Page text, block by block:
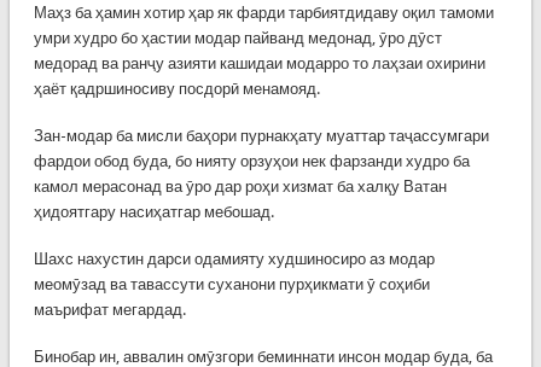
Маҳз ба ҳамин хотир ҳар як фарди тарбиятдидаву оқил тамоми
умри худро бо ҳастии модар пайванд медонад, ӯро дӯст
медорад ва ранҷу азияти кашидаи модарро то лаҳзаи охирини
ҳаёт қадршиносиву посдорӣ менамояд.
Зан-модар ба мисли баҳори пурнакҳату муаттар таҷассумгари
фардои обод буда, бо нияту орзуҳои нек фарзанди худро ба
камол мерасонад ва ӯро дар роҳи хизмат ба халқу Ватан
ҳидоятгару насиҳатгар мебошад.
Шахс нахустин дарси одамияту худшиносиро аз модар
меомӯзад ва тавассути суханони пурҳикмати ӯ соҳиби
маърифат мегардад.
Бинобар ин, аввалин омӯзгори беминнати инсон модар буда, ба